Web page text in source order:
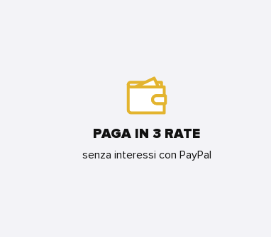
PAGA IN 3 RATE
senza interessi con PayPal